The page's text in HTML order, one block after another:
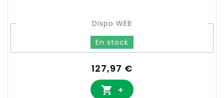
Dispo WEB
En stock
Prix
127,97 €
 +